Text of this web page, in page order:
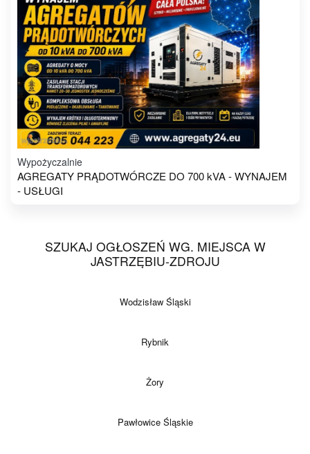
Wypożyczalnie
AGREGATY PRĄDOTWÓRCZE DO 700 kVA - WYNAJEM
- USŁUGI
SZUKAJ OGŁOSZEŃ WG. MIEJSCA W
JASTRZĘBIU-ZDROJU
Wodzisław Śląski
Rybnik
Żory
Pawłowice Śląskie